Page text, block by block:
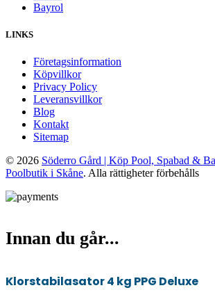
Bayrol
LINKS
Företagsinformation
Köpvillkor
Privacy Policy
Leveransvillkor
Blog
Kontakt
Sitemap
© 2026 Söderro Gård | Köp Pool, Spabad &
Poolbutik i Skåne. Alla rättigheter förbehålls
Innan du går...
Klorstabilasator 4 kg PPG Deluxe